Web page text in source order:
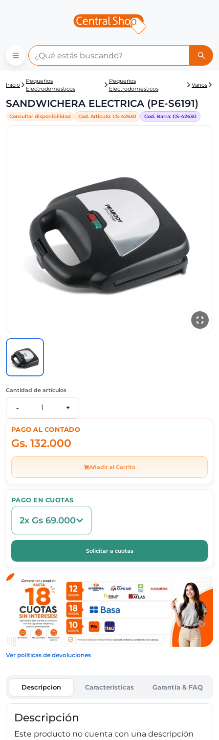
Central Shop: SANDWICHERA
Inicio
Pequeños
Electrodomesticos
Pequeños
Electrodomesticos
Varios
SANDWICHERA ELECTRICA (PE-S6191)
Consultar disponibilidad Cod. Articulo: CS-42630 Cod. Barra: CS-42630
PAGO AL CONTADO
Gs. 132.000
Añadir al Carrito
PAGO EN CUOTAS
2x Gs 69.000
Solicitar a cuotas
Cantidad de artículos
- 1 +
Ver políticas de devoluciones
Descripcion Características Garantía & FAQ
Descripción
Este producto no cuenta con una descripción